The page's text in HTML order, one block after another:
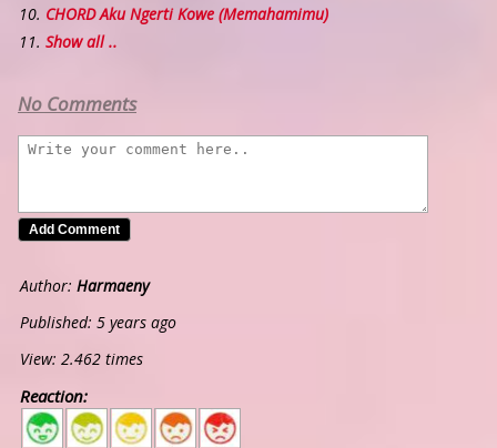
CHORD Aku Ngerti Kowe (Memahamimu)
Show all ..
No Comments
Author: Harmaeny
Published: 5 years ago
View: 2.462 times
Reaction:
5 4 3 2 1